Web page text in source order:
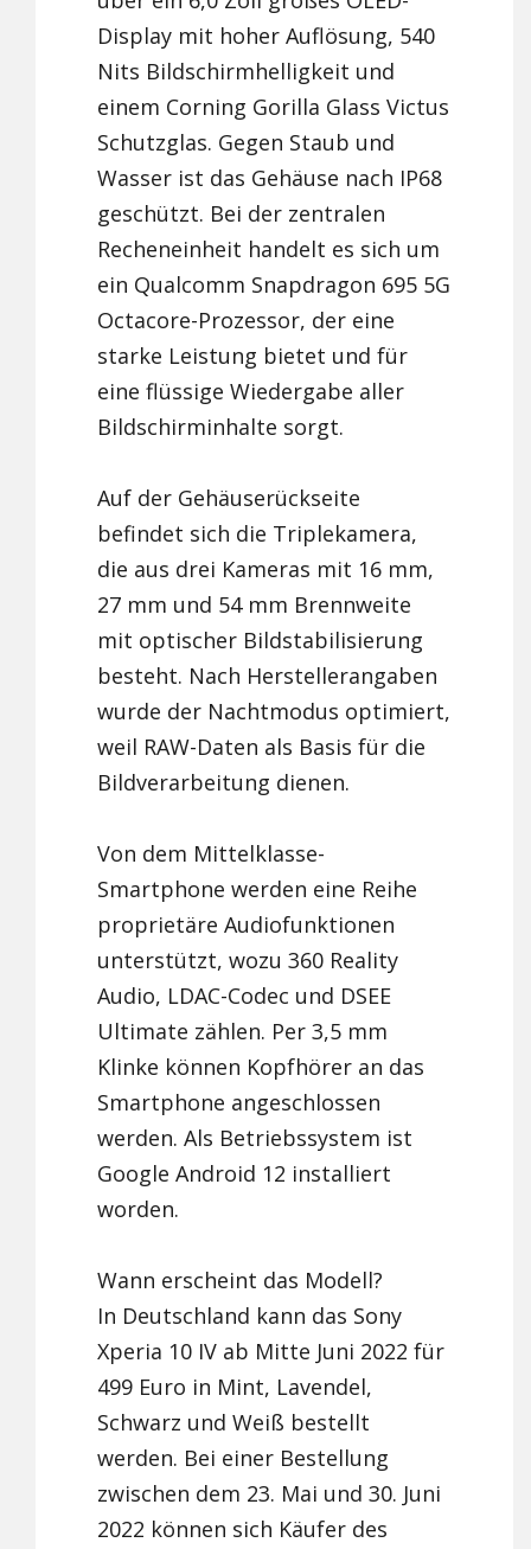
Display mit hoher Auflösung, 540
Nits Bildschirmhelligkeit und
einem Corning Gorilla Glass Victus
Schutzglas. Gegen Staub und
Wasser ist das Gehäuse nach IP68
geschützt. Bei der zentralen
Recheneinheit handelt es sich um
ein Qualcomm Snapdragon 695 5G
Octacore-Prozessor, der eine
starke Leistung bietet und für
eine flüssige Wiedergabe aller
Bildschirminhalte sorgt.
Auf der Gehäuserückseite
befindet sich die Triplekamera,
die aus drei Kameras mit 16 mm,
27 mm und 54 mm Brennweite
mit optischer Bildstabilisierung
besteht. Nach Herstellerangaben
wurde der Nachtmodus optimiert,
weil RAW-Daten als Basis für die
Bildverarbeitung dienen.
Von dem Mittelklasse-
Smartphone werden eine Reihe
proprietäre Audiofunktionen
unterstützt, wozu 360 Reality
Audio, LDAC-Codec und DSEE
Ultimate zählen. Per 3,5 mm
Klinke können Kopfhörer an das
Smartphone angeschlossen
werden. Als Betriebssystem ist
Google Android 12 installiert
worden.
Wann erscheint das Modell?
In Deutschland kann das Sony
Xperia 10 IV ab Mitte Juni 2022 für
499 Euro in Mint, Lavendel,
Schwarz und Weiß bestellt
werden. Bei einer Bestellung
zwischen dem 23. Mai und 30. Juni
2022 können sich Käufer des